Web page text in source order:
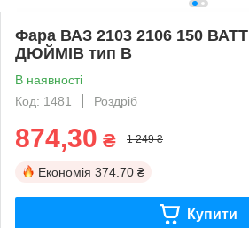
Фара ВАЗ 2103 2106 150
ДЮЙМІВ тип В
В наявності
Код: 1481
Роздріб
874,30 ₴ 1 249 ₴
Економія 374.70 ₴
Купити